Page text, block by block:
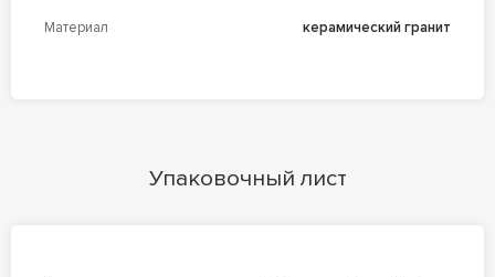
Материал керамический гранит
Упаковочный лист